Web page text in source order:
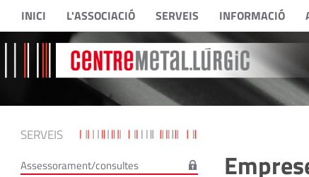
INICI L'ASSOCIACIÓ SERVEIS INFORMACIÓ
SERVEIS
Assessorament/consultes